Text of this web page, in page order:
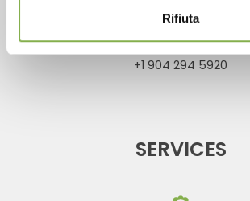
Rifiuta
Phone
From monday to friday
+1 904 294 5920
SERVICES